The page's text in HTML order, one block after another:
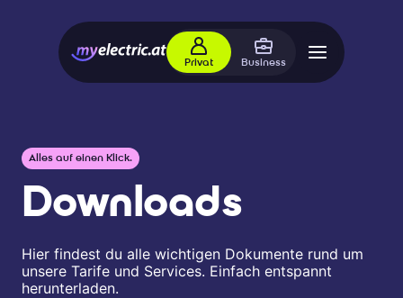
Privat Business
Alles auf einen Klick.
Downloads
Hier findest du alle wichtigen Dokumente rund um
unsere Tarife und Services. Einfach entspannt
herunterladen.